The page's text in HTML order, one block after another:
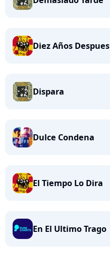
Diez Años Despues
Dispara
Dulce Condena
El Tiempo Lo Dira
En El Ultimo Trago